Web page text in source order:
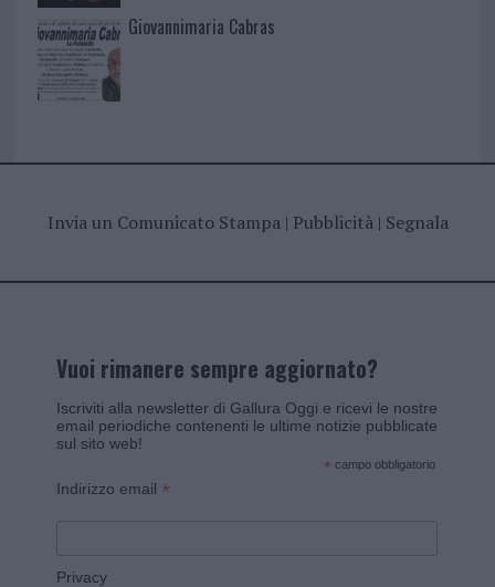
Giovannimaria Cabras
Invia un Comunicato Stampa| Pubblicità| Segnala
Vuoi rimanere sempre aggiornato?
Iscriviti alla newsletter di Gallura Oggi e ricevi le nostre
email periodiche contenenti le ultime notizie pubblicate
sul sito web!
* campo obbligatorio
Indirizzo email *
Privacy